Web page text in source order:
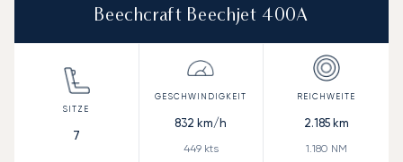
Beechcraft Beechjet 400A
7
832 km/h
449kts
2.185km
1.180 NM